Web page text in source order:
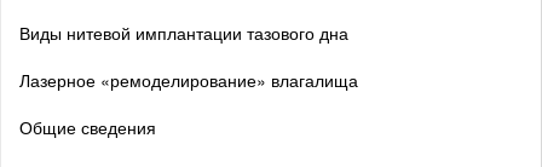
Виды нитевой имплантации тазового дна
Лазерное «ремоделирование» влагалища
Общие сведения